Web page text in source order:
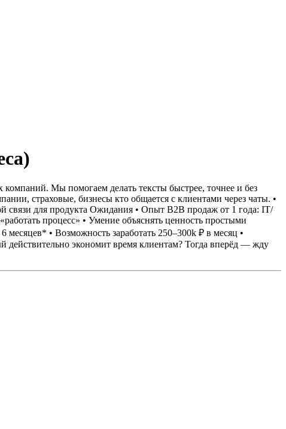
Мы помогаем делать тексты быстрее, точнее и без
страховые, бизнесы кто общается с клиентами через чаты. •
связи для продукта Ожидания • Опыт B2B продаж от 1 года: IT/
процесс» • Умение объяснять ценность простыми
месяцев* • Возможность заработать 250–300k ₽ в месяц •
действительно экономит время клиентам? Тогда вперёд — жду